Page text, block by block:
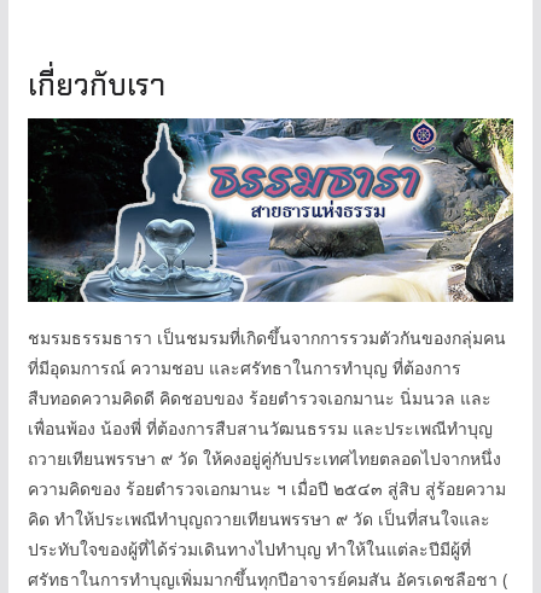
เกี่ยวกับเรา
ชมรมธรรมธารา เป็นชมรมที่เกิดขึ้นจากการรวมตัวกันของกลุ่มคน
ที่มีอุดมการณ์ ความชอบ และศรัทธาในการทำบุญ ที่ต้องการ
สืบทอดความคิดดี คิดชอบของ ร้อยตำรวจเอกมานะ นิ่มนวล และ
เพื่อนพ้อง น้องพี่ ที่ต้องการสืบสานวัฒนธรรม และประเพณีทำบุญ
ถวายเทียนพรรษา ๙ วัด ให้คงอยู่คู่กับประเทศไทยตลอดไปจากหนึ่ง
ความคิดของ ร้อยตำรวจเอกมานะ ฯ เมื่อปี ๒๕๔๓ สู่สิบ สู่ร้อยความ
คิด ทำให้ประเพณีทำบุญถวายเทียนพรรษา ๙ วัด เป็นที่สนใจและ
ประทับใจของผู้ที่ได้ร่วมเดินทางไปทำบุญ ทำให้ในแต่ละปีมีผู้ที่
ศรัทธาในการทำบุญเพิ่มมากขึ้นทุกปีอาจารย์คมสัน อัครเดชลือชา (